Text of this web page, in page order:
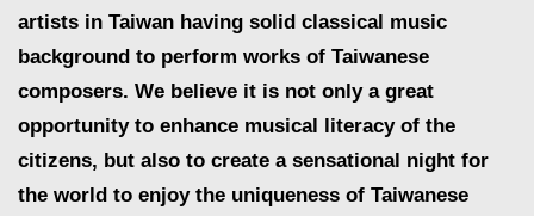
artists in Taiwan having solid classical music
background to perform works of Taiwanese
composers. We believe it is not only a great
opportunity to enhance musical literacy of the
citizens, but also to create a sensational night for
the world to enjoy the uniqueness of Taiwanese